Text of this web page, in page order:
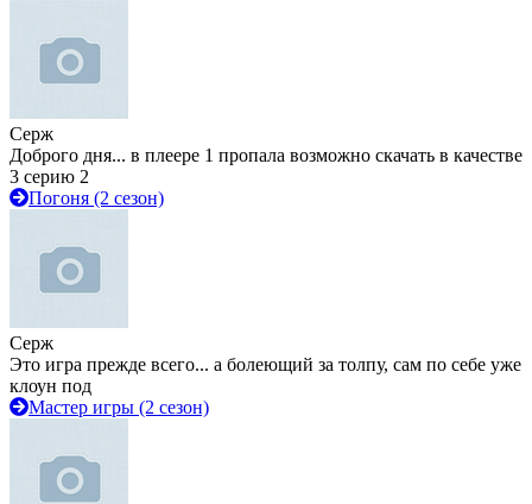
Серж
Доброго дня... в плеере 1 пропала возможно скачать в качестве
3 серию 2
Погоня (2 сезон)
Серж
Это игра прежде всего... а болеющий за толпу, сам по себе уже
клоун под
Мастер игры (2 сезон)